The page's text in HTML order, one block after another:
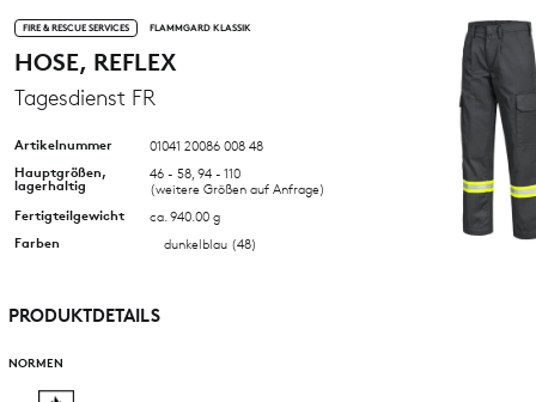
FIRE & RESCUE SERVICES FLAMMGARD KLASSIK
HOSE, REFLEX
Tagesdienst FR
Artikelnummer
01041 20086 008 48
Hauptgrößen,
lagerhaltig
46 - 58, 94 - 110
(weitere Größen auf Anfrage)
Fertigteilgewicht
ca. 940.00 g
Farben
dunkelblau (48)
PRODUKTDETAILS
NORMEN